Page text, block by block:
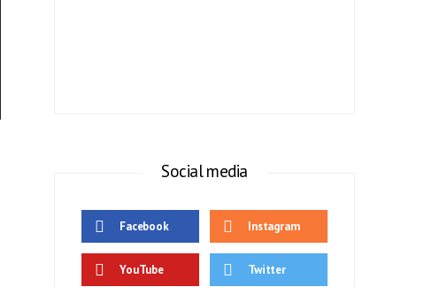
Social media
Facebook Instagram
YouTube Twitter